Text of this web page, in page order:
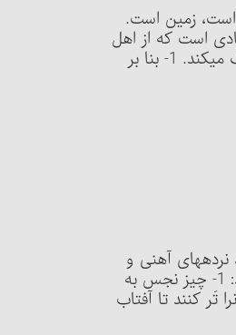
است، زمین است.
است که از اهل
بیت رسیده است. مسئلۀ 243 : زمین با پنج شرط کف پا و ته کفش نجس را پاک می‏کند. 1- بنا بر
نرده‏های آهنی و
میخهایی که در ساختمان به کار رفته و جزء ساختمان به شمار می‏آید را پاک می‏کند: 1- چیز نجس به
گونه‏ای تَر باشد که اگر چیز دیگری به آن برسد تَر شود، پس اگر خشک باشد باید آن‎را تَر کنند تا آفتاب